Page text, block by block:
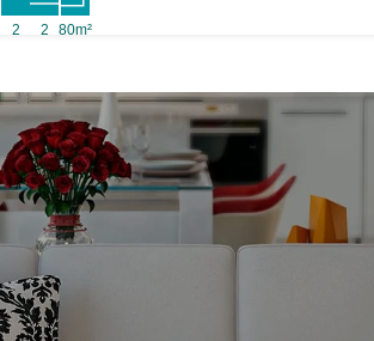
2 2 80m²